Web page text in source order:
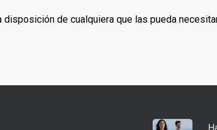
disposición de cualquiera que las pueda